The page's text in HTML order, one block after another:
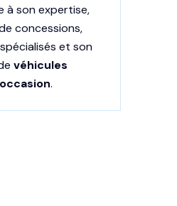
à son expertise,
concessions,
et son
véhicules
.